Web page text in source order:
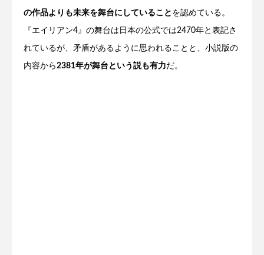
の作品よりも未来を舞台にしていること を認めている。
『エイリアン4』の舞台は日本の公式では2470年と表記さ
れているが、矛盾があるように思われることと、小説版の
内容から2381年が舞台という説も有力 だ。